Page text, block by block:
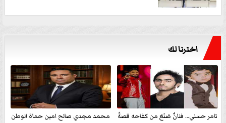
اخترنا لك
تامر حسني… فنانٌ صَنَعَ من كفاحه قصةً
محمد مجدي صالح امين حماة الوطن